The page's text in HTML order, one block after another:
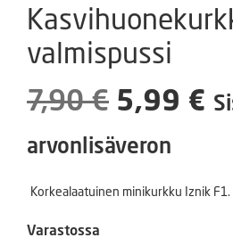
valmispussi
7,90€
hinta
oli:
5,99 €
on:
arvonlisäveron
Korkealaatuinen minikurkku Iznik F1.
Varastossa